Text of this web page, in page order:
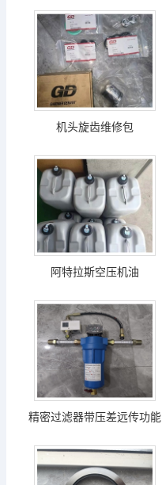
机头旋齿维修包
阿特拉斯空压机油
精密过滤器带压差远传功能